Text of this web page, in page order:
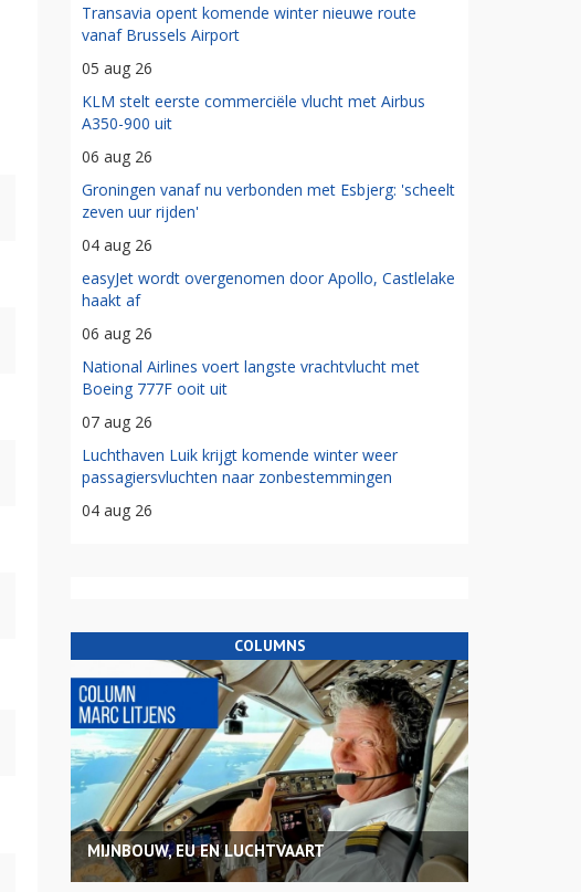
Transavia opent komende winter nieuwe route
vanaf Brussels Airport
05 aug 26
KLM stelt eerste commerciële vlucht met Airbus
A350-900 uit
06 aug 26
Groningen vanaf nu verbonden met Esbjerg: 'scheelt
zeven uur rijden'
04 aug 26
easyJet wordt overgenomen door Apollo, Castlelake
haakt af
06 aug 26
National Airlines voert langste vrachtvlucht met
Boeing 777F ooit uit
07 aug 26
Luchthaven Luik krijgt komende winter weer
passagiersvluchten naar zonbestemmingen
04 aug 26
COLUMNS
MIJNBOUW, EU EN LUCHTVAART